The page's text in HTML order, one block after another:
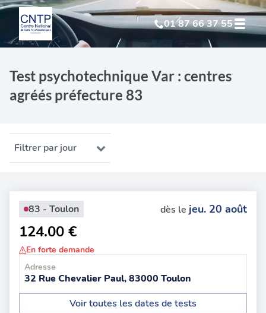
01 87 66 37 55
Test Psychotechnique suite à annulation
Test Psychotechnique
Test Psychotechnique
Test psychotechnique Var : centres
agréés préfecture 83
Filtrer par jour
83 - Toulon dès le jeu. 20 août
124.00 €
En forte demande
Adresse
32 Rue Chevalier Paul, 83000 Toulon
Voir toutes les dates de tests